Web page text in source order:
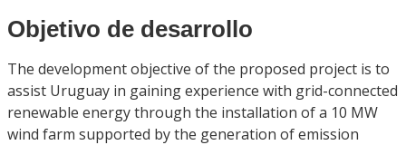
Objetivo de desarrollo
The development objective of the proposed project is to
assist Uruguay in gaining experience with grid-connected
renewable energy through the installation of a 10 MW
wind farm supported by the generation of emission